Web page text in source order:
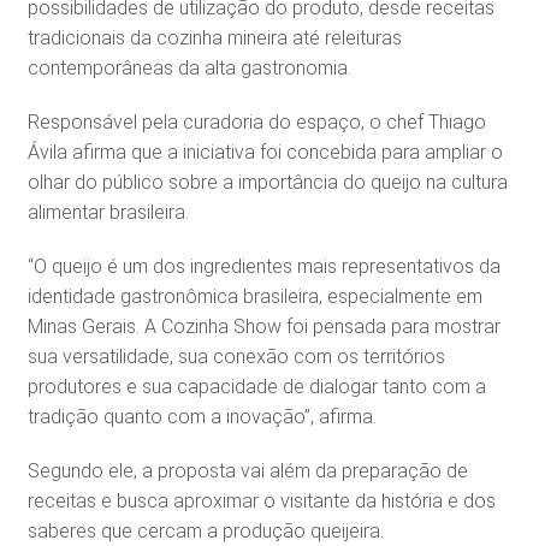
possibilidades de utilização do produto, desde receitas
tradicionais da cozinha mineira até releituras
contemporâneas da alta gastronomia.
Responsável pela curadoria do espaço, o chef Thiago
Ávila afirma que a iniciativa foi concebida para ampliar o
olhar do público sobre a importância do queijo na cultura
alimentar brasileira.
“O queijo é um dos ingredientes mais representativos da
identidade gastronômica brasileira, especialmente em
Minas Gerais. A Cozinha Show foi pensada para mostrar
sua versatilidade, sua conexão com os territórios
produtores e sua capacidade de dialogar tanto com a
tradição quanto com a inovação”, afirma.
Segundo ele, a proposta vai além da preparação de
receitas e busca aproximar o visitante da história e dos
saberes que cercam a produção queijeira.